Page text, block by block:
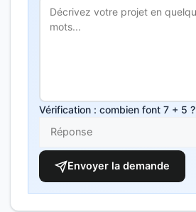
Vérification : combien font 7 + 5 ?
Envoyer la demande